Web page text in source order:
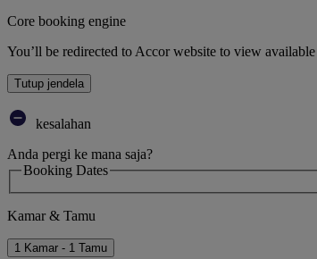
Core booking engine
You’ll be redirected to Accor website to view
Tutup jendela
kesalahan
Anda pergi ke mana saja?
Booking Dates
Kamar & Tamu
1 Kamar - 1 Tamu